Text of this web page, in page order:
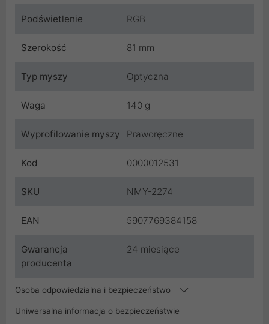
Podświetlenie RGB
Szerokość 81 mm
Typ myszy Optyczna
Waga 140 g
Wyprofilowanie myszy Praworęczne
Kod 0000012531
SKU NMY-2274
EAN 5907769384158
Gwarancja
producenta
24 miesiące
Osoba odpowiedzialna i bezpieczeństwo
Uniwersalna informacja o bezpieczeństwie